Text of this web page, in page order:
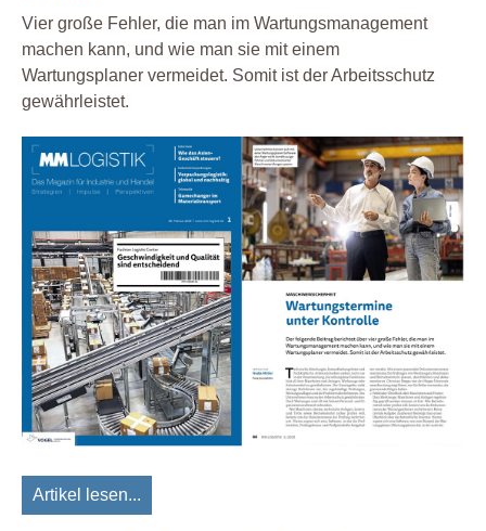
Vier große Fehler, die man im Wartungsmanagement
machen kann, und wie man sie mit einem
Wartungsplaner vermeidet. Somit ist der Arbeitsschutz
gewährleistet.
Artikel lesen...